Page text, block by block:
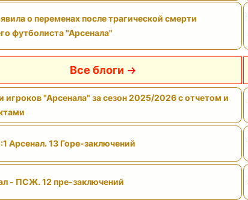
о переменах после трагической смерти
футболиста "Арсенала"
Все блоги
игроков "Арсенала" за сезон 2025/2026 с отчетом и
Арсенал. 13 Горе-заключений
- ПСЖ. 12 пре-заключений